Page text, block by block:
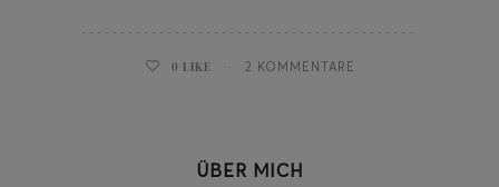
0 LIKE 2 KOMMENTARE
ÜBER MICH